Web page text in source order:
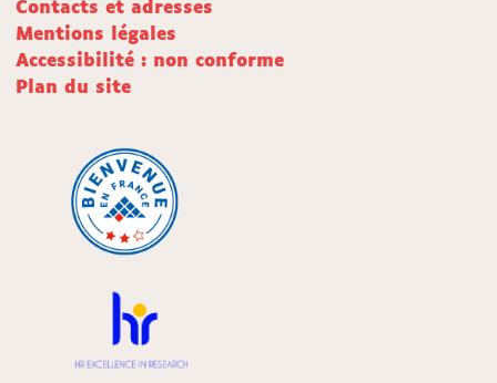
Contacts et adresses
Mentions légales
Accessibilité : non conforme
Plan du site